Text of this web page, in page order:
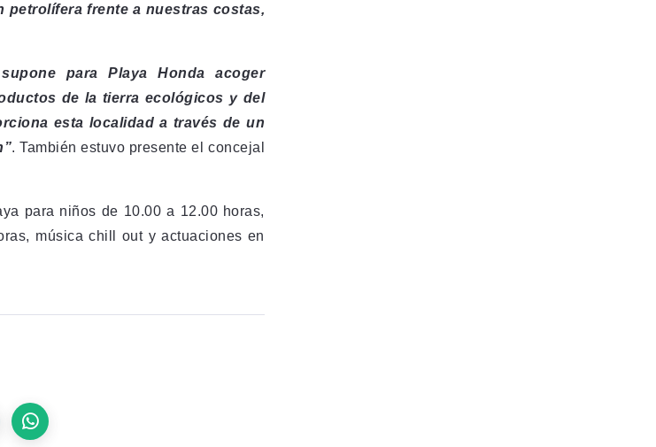
frente a nuestras costas,
para Playa Honda acoger
de la tierra ecológicos y del
esta localidad a través de un
. También estuvo presente el concejal
para niños de 10.00 a 12.00 horas,
música chill out y actuaciones en